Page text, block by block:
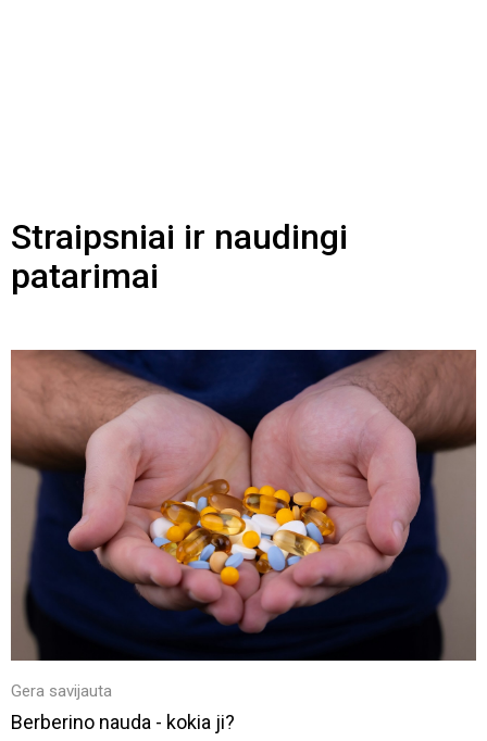
Straipsniai ir naudingi
patarimai
Gera savijauta
Berberino nauda - kokia ji?